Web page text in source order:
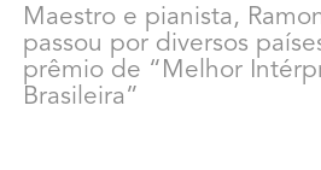
Maestro e pianista,
passou por diversos
prêmio de “Melhor
Brasileira”